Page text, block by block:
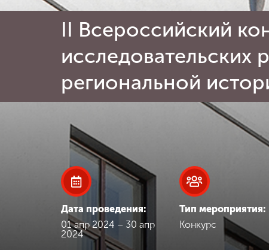
Об университете
Наука
Международная
деятельность
Другие виды
II Всероссийский
исследовательских
региональной
Дата проведения:
01 апр 2024 – 30 апр
2024
Тип мероприятия:
Конкурс